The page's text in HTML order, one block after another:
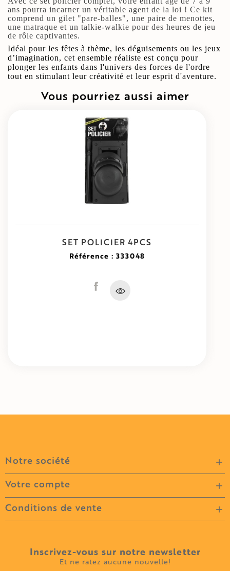
ans pourra incarner un véritable agent de la loi ! Ce kit
comprend un gilet "pare-balles", une paire de menottes,
une matraque et un talkie-walkie pour des heures de jeu
de rôle captivantes.
Idéal pour les fêtes à thème, les déguisements ou les jeux
d’imagination, cet ensemble réaliste est conçu pour
plonger les enfants dans l'univers des forces de l'ordre
tout en stimulant leur créativité et leur esprit d'aventure.
Vous pourriez aussi aimer
SET POLICIER 4PCS
Référence : 333048
Notre société 
Votre compte 
Conditions de vente 
Inscrivez-vous sur notre newsletter
Et ne ratez aucune nouvelle!